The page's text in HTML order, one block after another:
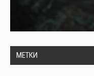
МЕТКИ